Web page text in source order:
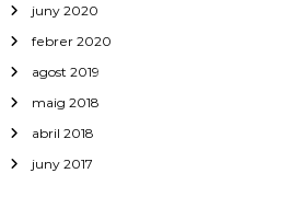
juny 2020
febrer 2020
agost 2019
maig 2018
abril 2018
juny 2017